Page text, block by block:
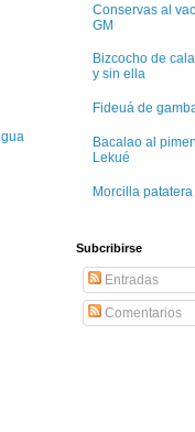
Conservas al
GM
Bizcocho de
y sin ella
Fideuá de
Bacalao al
Lekué
Morcilla
Subcribirse
Entradas
Comentarios